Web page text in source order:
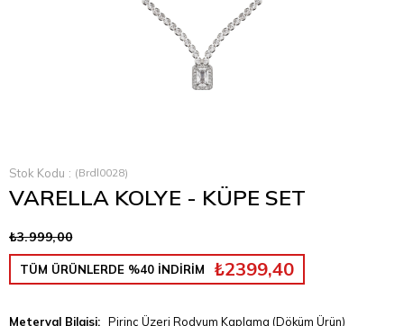
Stok Kodu (Brdl0028)
VARELLA KOLYE - KÜPE SET
₺3.999,00
TÜM ÜRÜNLERDE %40 İNDİRİM ₺2399,40
Meteryal Bilgisi: Pirinç Üzeri Rodyum Kaplama (Döküm Ürün)